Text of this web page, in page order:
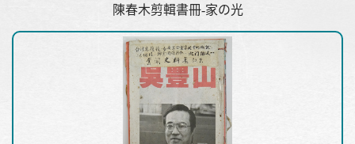
陳春木剪輯書冊-家の光